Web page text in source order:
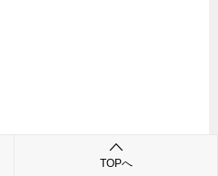
TOPへ